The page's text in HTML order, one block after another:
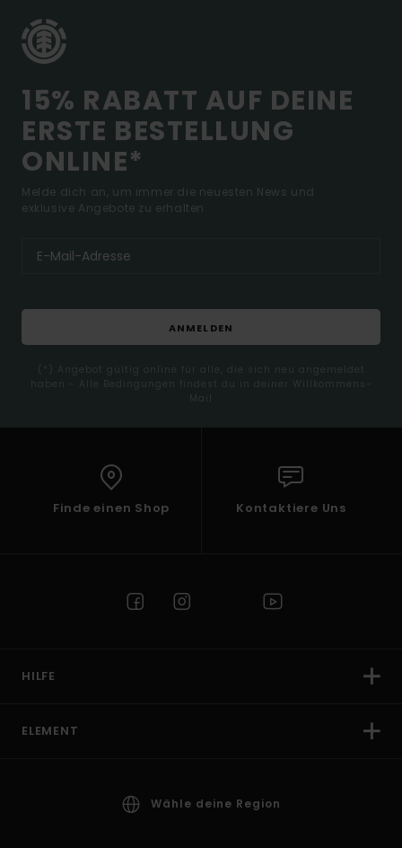
15% RABATT AUF DEINE
ERSTE BESTELLUNG
ONLINE*
Melde dich an, um immer die neuesten News und
exklusive Angebote zu erhalten.
ANMELDEN
(*) Angebot gültig online für alle, die sich neu angemeldet
haben - Alle Bedingungen findest du in deiner Willkommens-
Mail
Finde einen Shop Kontaktiere Uns
HILFE
ELEMENT
Wähle deine Region